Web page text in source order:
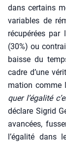
dans cer­tains
variables de
récu­pé­rées par
(30%) ou
baisse du
cadre d’une
ma­tion comme
quer l’égalité
déclare Sigrid
avan­cées,
l’égalité dans